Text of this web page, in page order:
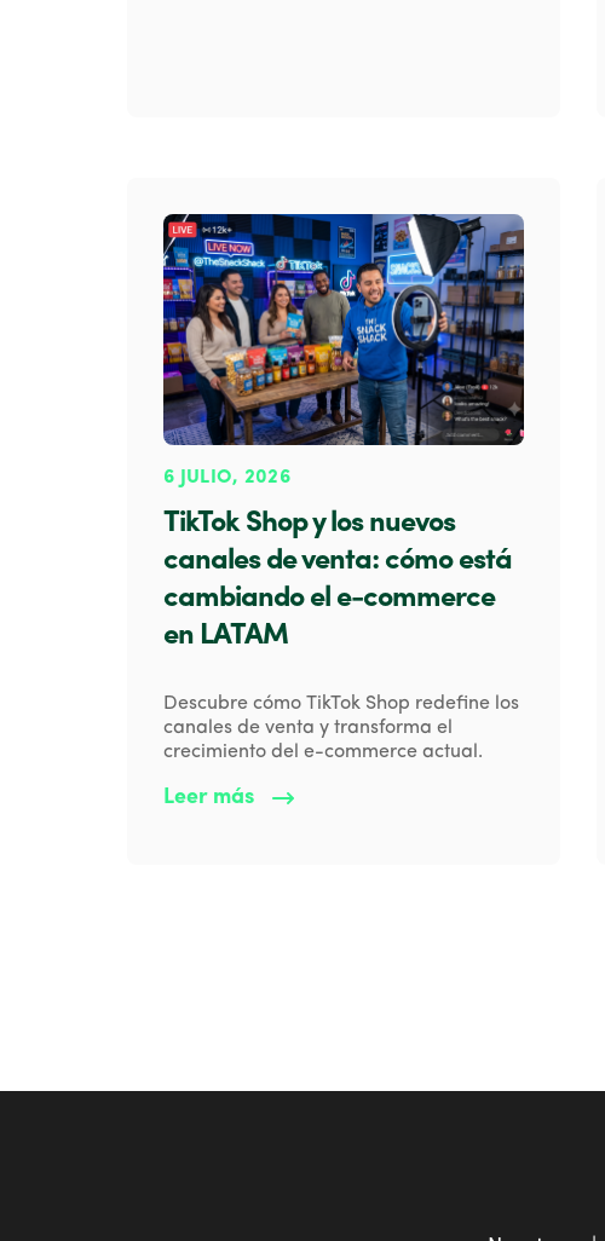
6 JULIO, 2026
TikTok Shop y los nuevos
canales de venta: cómo está
cambiando el e-commerce
en LATAM
Descubre cómo TikTok Shop redefine los
canales de venta y transforma el
crecimiento del e-commerce actual.
Leer más